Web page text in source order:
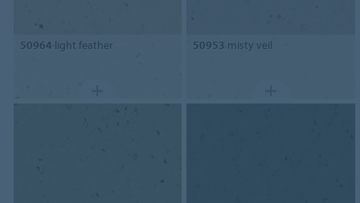
50964 light feather 50953 misty veil